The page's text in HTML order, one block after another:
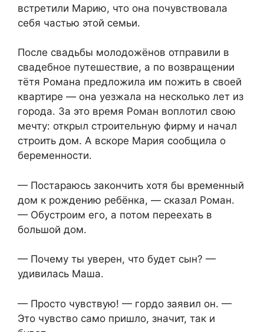
встретили Марию, что она почувствовала
себя частью этой семьи.
После свадьбы молодожёнов отправили в
свадебное путешествие, а по возвращении
тётя Романа предложила им пожить в своей
квартире — она уезжала на несколько лет из
города. За это время Роман воплотил свою
мечту: открыл строительную фирму и начал
строить дом. А вскоре Мария сообщила о
беременности.
— Постараюсь закончить хотя бы временный
дом к рождению ребёнка, — сказал Роман.
— Обустроим его, а потом переехать в
большой дом.
— Почему ты уверен, что будет сын? —
удивилась Маша.
— Просто чувствую! — гордо заявил он. —
Это чувство само пришло, значит, так и